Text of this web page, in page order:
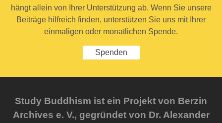
hängt allein von Ihrer Unterstützung ab. Wenn Sie unsere
Beiträge hilfreich finden, unterstützen Sie uns mit Ihrer
einmaligen oder monatlichen Spende.
Spenden
Study Buddhism ist ein Projekt von Berzin
Archives e. V., gegründet von Dr. Alexander